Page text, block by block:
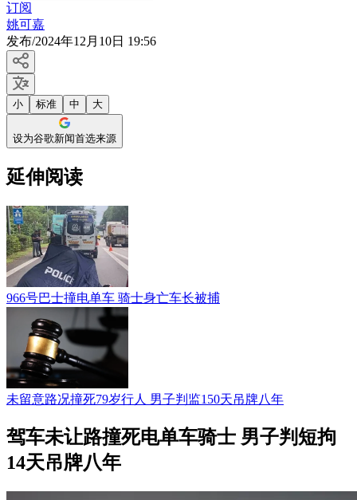
订阅
姚可嘉
发布/2024年12月10日 19:56
小 标准 中 大
设为谷歌新闻首选来源
延伸阅读
966号巴士撞电单车 骑士身亡车长被捕
未留意路况撞死79岁行人 男子判监150天吊牌八年
驾车未让路撞死电单车骑士 男子判短拘
14天吊牌八年